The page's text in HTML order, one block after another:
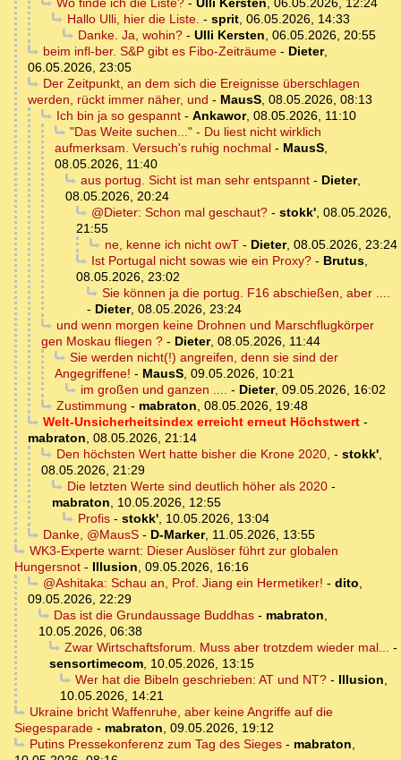
Wo finde ich die Liste?- Ulli Kersten, 06.05.2026, 12:24
Hallo Ulli, hier die Liste. - sprit, 06.05.2026, 14:33
Danke. Ja, wohin?- Ulli Kersten, 06.05.2026, 20:55
beim infl-ber. S&P gibt es Fibo-Zeiträume- Dieter,
06.05.2026, 23:05
Der Zeitpunkt, an dem sich die Ereignisse überschlagen
werden, rückt immer näher, und - MausS, 08.05.2026, 08:13
Ich bin ja so gespannt- Ankawor, 08.05.2026, 11:10
"Das Weite suchen..." - Du liest nicht wirklich
aufmerksam. Versuch's ruhig nochmal - MausS,
08.05.2026, 11:40
aus portug. Sicht ist man sehr entspannt- Dieter,
08.05.2026, 20:24
@Dieter: Schon mal geschaut?- stokk', 08.05.2026,
21:55
ne, kenne ich nicht owT- Dieter, 08.05.2026, 23:24
Ist Portugal nicht sowas wie ein Proxy?- Brutus,
08.05.2026, 23:02
Sie können ja die portug. F16 abschießen, aber ....
- Dieter, 08.05.2026, 23:24
und wenn morgen keine Drohnen und Marschflugkörper
gen Moskau fliegen ? - Dieter, 08.05.2026, 11:44
Sie werden nicht(!) angreifen, denn sie sind der
Angegriffene! - MausS, 09.05.2026, 10:21
im großen und ganzen .... - Dieter, 09.05.2026, 16:02
Zustimmung - mabraton, 08.05.2026, 19:48
Welt-Unsicherheitsindex erreicht erneut Höchstwert-
mabraton, 08.05.2026, 21:14
Den höchsten Wert hatte bisher die Krone 2020, - stokk',
08.05.2026, 21:29
Die letzten Werte sind deutlich höher als 2020-
mabraton, 10.05.2026, 12:55
Profis- stokk', 10.05.2026, 13:04
Danke, @MausS- D-Marker, 11.05.2026, 13:55
WK3-Experte warnt: Dieser Auslöser führt zur globalen
Hungersnot - Illusion, 09.05.2026, 16:16
@Ashitaka: Schau an, Prof. Jiang ein Hermetiker! - dito,
09.05.2026, 22:29
Das ist die Grundaussage Buddhas- mabraton,
10.05.2026, 06:38
Zwar Wirtschaftsforum. Muss aber trotzdem wieder mal... -
sensortimecom, 10.05.2026, 13:15
Wer hat die Bibeln geschrieben: AT und NT?- Illusion,
10.05.2026, 14:21
Ukraine bricht Waffenruhe, aber keine Angriffe auf die
Siegesparade - mabraton, 09.05.2026, 19:12
Putins Pressekonferenz zum Tag des Sieges- mabraton,